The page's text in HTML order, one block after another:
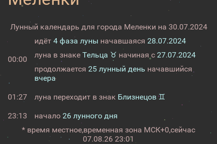
Лунный календарь для города Меленки на 30.07.2024
00:00
идёт 4 фаза луны начавшаяся 28.07.2024
луна в знаке Тельца ♉ начиная с 27.07.2024
продолжается 25 лунный день начавшийся
вчера
01:27 луна переходит в знак Близнецов ♊
23:13 начало 26 лунного дня
* время местное,временная зона МСК+0,сейчас
07.08.26 23:01